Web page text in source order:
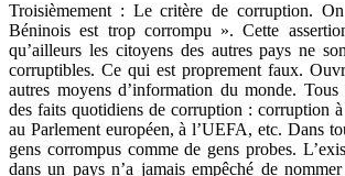
Troisièmement : Le critère de corruption.
Béninois est trop corrompu ». Cette
qu’ailleurs les citoyens des autres pays ne
corruptibles. Ce qui est proprement faux.
autres moyens d’information du monde.
des faits quotidiens de corruption : corruption
au Parlement européen, à l’UEFA, etc. Dans
gens corrompus comme de gens probes.
dans un pays n’a jamais empêché de